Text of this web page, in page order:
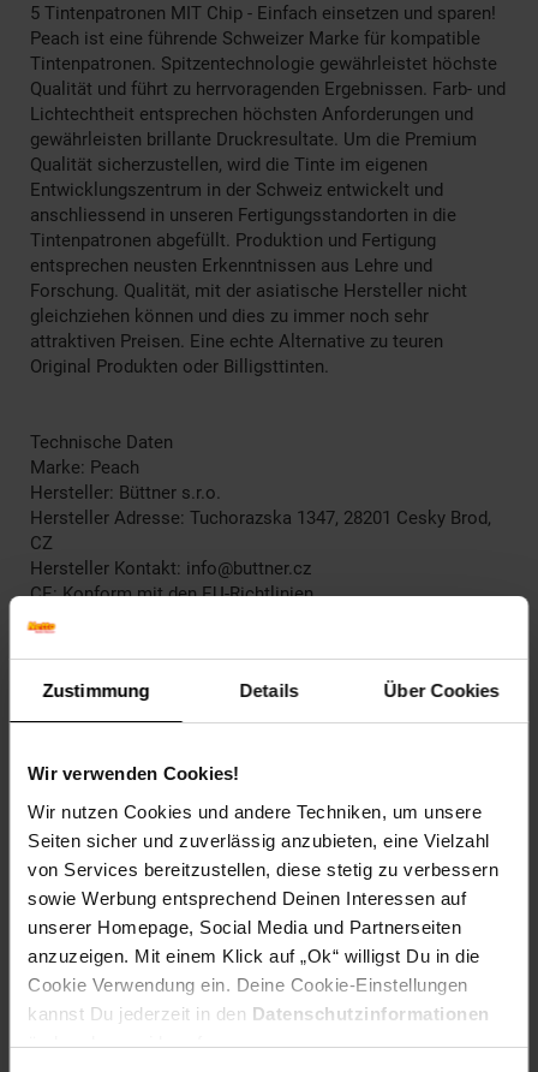
Zustimmung Details Über Cookies
Wir verwenden Cookies!
Wir nutzen Cookies und andere Techniken, um unsere
Seiten sicher und zuverlässig anzubieten, eine Vielzahl
von Services bereitzustellen, diese stetig zu verbessern
sowie Werbung entsprechend Deinen Interessen auf
unserer Homepage, Social Media und Partnerseiten
anzuzeigen. Mit einem Klick auf „Ok“ willigst Du in die
Cookie Verwendung ein. Deine Cookie-Einstellungen
kannst Du jederzeit in den Datenschutzinformationen
ändern bzw. widerrufen.
5 Tintenpatronen MIT Chip - Einfach einsetzen und sparen!
Peach ist eine führende Schweizer Marke für kompatible
Tintenpatronen. Spitzentechnologie gewährleistet höchste
Qualität und führt zu herrvoragenden Ergebnissen. Farb- und
Lichtechtheit entsprechen höchsten Anforderungen und
gewährleisten brillante Druckresultate. Um die Premium
Qualität sicherzustellen, wird die Tinte im eigenen
Entwicklungszentrum in der Schweiz entwickelt und
anschliessend in unseren Fertigungsstandorten in die
Tintenpatronen abgefüllt. Produktion und Fertigung
entsprechen neusten Erkenntnissen aus Lehre und
Forschung. Qualität, mit der asiatische Hersteller nicht
gleichziehen können und dies zu immer noch sehr
attraktiven Preisen. Eine echte Alternative zu teuren
Original Produkten oder Billigsttinten.
Technische Daten
Marke: Peach
Hersteller: Büttner s.r.o.
Hersteller Adresse: Tuchorazska 1347, 28201 Cesky Brod,
CZ
Hersteller Kontakt: info@buttner.cz
CE: Konform mit den EU-Richtlinien
Entsorgung: Nicht im Hausmüll entsorgen, dieses Produkt
Entsorgungsorganisation: Grüner Punkt
Gefahrenhinweis: EUH208-1 - Enthält 1,2-Benzisothiazol-
Füllmenge: XL
Kompatible Drucker:
Brother DCPJ 1100 DW,
Brother MFCJ 1300 DW
EAR_Kategorie: 5_Kleingeräte
EAR_Marke: Peach
Elektroprodukt: Ja